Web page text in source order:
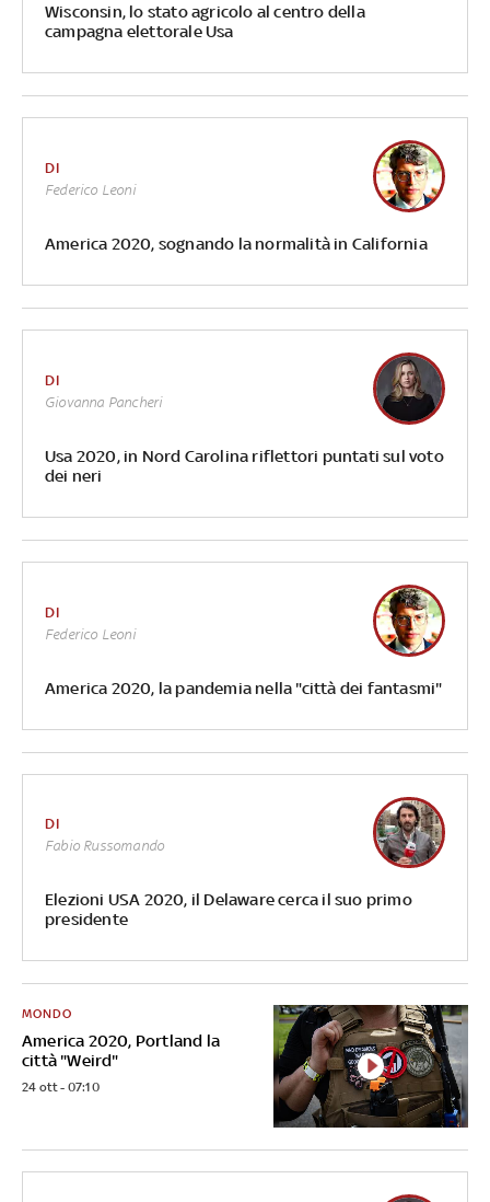
Wisconsin, lo stato agricolo al centro della
campagna elettorale Usa
America 2020, sognando la normalità in California
DI
Federico Leoni
Usa 2020, in Nord Carolina riflettori puntati sul voto
dei neri
DI
Giovanna Pancheri
America 2020, la pandemia nella "città dei fantasmi"
DI
Federico Leoni
Elezioni USA 2020, il Delaware cerca il suo primo
presidente
DI
Fabio Russomando
America 2020, Portland la
città "Weird"
MONDO
24 ott - 07:10